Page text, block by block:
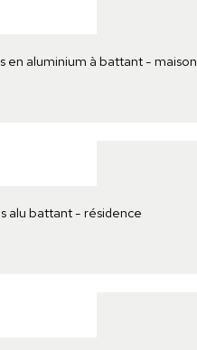
en aluminium à battant - maison
alu battant - résidence